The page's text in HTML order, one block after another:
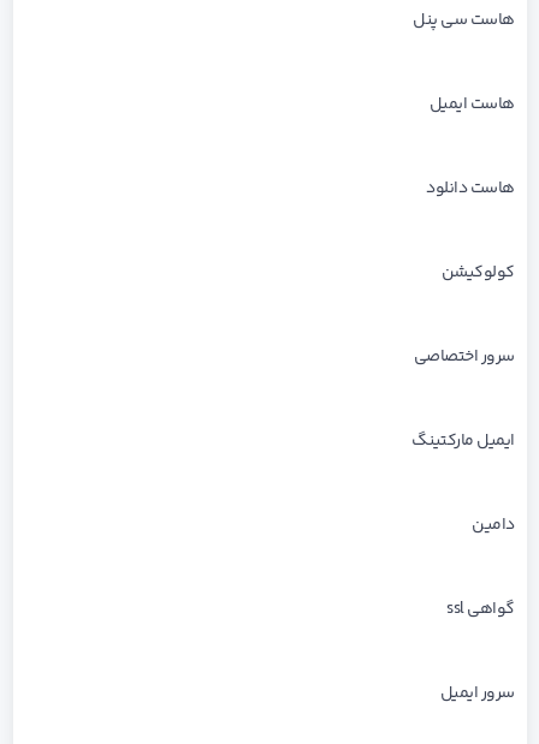
هاست سی پنل
هاست ایمیل
هاست دانلود
کولوکیشن
سرور اختصاصی
ایمیل مارکتینگ
دامین
گواهی ssl
سرور ایمیل